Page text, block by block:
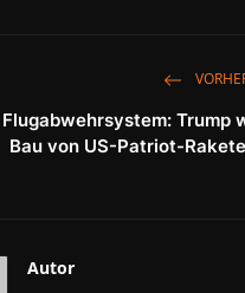
Trump
Bau von US-Patriot-
Autor